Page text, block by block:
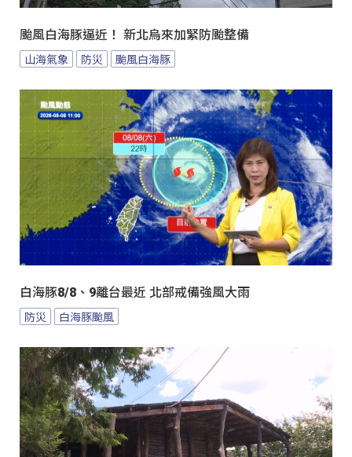
颱風白海豚逼近！ 新北烏來加緊防颱整備
山海氣象 防災 颱風白海豚
白海豚8/8、9離台最近 北部戒備強風大雨
防災 白海豚颱風